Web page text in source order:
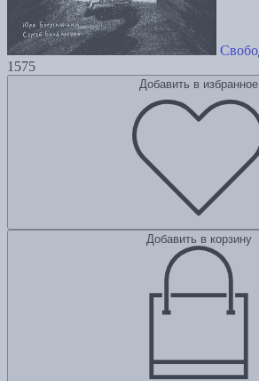
1575
Добавить в избранное
Добавить в корзину